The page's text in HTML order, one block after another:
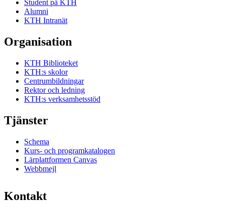
Student på KTH
Alumni
KTH Intranät
Organisation
KTH Biblioteket
KTH:s skolor
Centrumbildningar
Rektor och ledning
KTH:s verksamhetsstöd
Tjänster
Schema
Kurs- och programkatalogen
Lärplattformen Canvas
Webbmejl
Kontakt